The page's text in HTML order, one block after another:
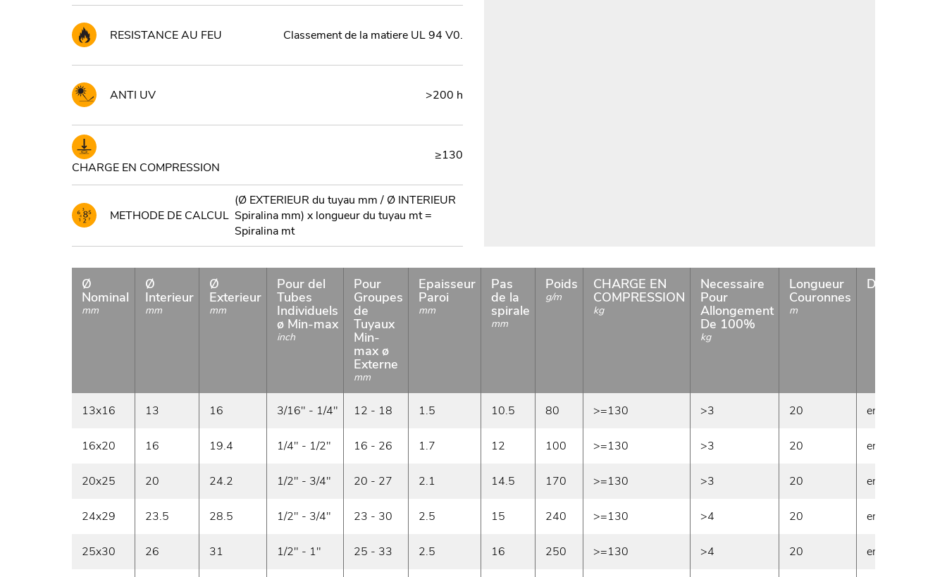
RESISTANCE AU FEU Classement de la matiere UL 94 V0.
ANTI UV >200 h
CHARGE EN COMPRESSION
≥130
METHODE DE CALCUL
(Ø EXTERIEUR du tuyau mm / Ø INTERIEUR
Spiralina mm) x longueur du tuyau mt =
Spiralina mt
Ø
Nominal
mm
Ø
Interieur
mm
Ø
Exterieur
mm
Pour del
Tubes
Individuels
ø Min-max
inch
Pour
Groupes
de
Tuyaux
Min-
max ø
Externe
mm
Epaisseur
Paroi
mm
Pas
de la
spirale
mm
Poids
g/m
CHARGE EN
COMPRESSION
kg
Necessaire
Pour
Allongement
De 100%
kg
Longueur
Couronnes
m
Disponibilite
13x16 13 16 3/16" - 1/4" 12 - 18 1.5 10.5 80 >=130 >3 20 en stock
16x20 16 19.4 1/4" - 1/2" 16 - 26 1.7 12 100 >=130 >3 20 en stock
20x25 20 24.2 1/2" - 3/4" 20 - 27 2.1 14.5 170 >=130 >3 20 en stock
24x29 23.5 28.5 1/2" - 3/4" 23 - 30 2.5 15 240 >=130 >4 20 en stock
25x30 26 31 1/2" - 1" 25 - 33 2.5 16 250 >=130 >4 20 en stock